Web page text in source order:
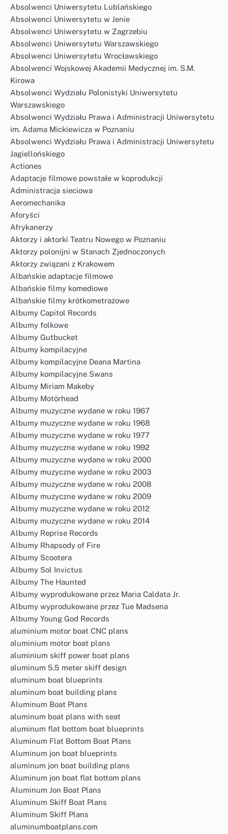
Absolwenci Uniwersytetu Lublańskiego
Absolwenci Uniwersytetu w Jenie
Absolwenci Uniwersytetu w Zagrzebiu
Absolwenci Uniwersytetu Warszawskiego
Absolwenci Uniwersytetu Wrocławskiego
Absolwenci Wojskowej Akademii Medycznej im. S.M.
Kirowa
Absolwenci Wydziału Polonistyki Uniwersytetu
Warszawskiego
Absolwenci Wydziału Prawa i Administracji Uniwersytetu
im. Adama Mickiewicza w Poznaniu
Absolwenci Wydziału Prawa i Administracji Uniwersytetu
Jagiellońskiego
Actiones
Adaptacje filmowe powstałe w koprodukcji
Administracja sieciowa
Aeromechanika
Aforyści
Afrykanerzy
Aktorzy i aktorki Teatru Nowego w Poznaniu
Aktorzy polonijni w Stanach Zjednoczonych
Aktorzy związani z Krakowem
Albańskie adaptacje filmowe
Albańskie filmy komediowe
Albańskie filmy krótkometrażowe
Albumy Capitol Records
Albumy folkowe
Albumy Gutbucket
Albumy kompilacyjne
Albumy kompilacyjne Deana Martina
Albumy kompilacyjne Swans
Albumy Miriam Makeby
Albumy Motörhead
Albumy muzyczne wydane w roku 1967
Albumy muzyczne wydane w roku 1968
Albumy muzyczne wydane w roku 1977
Albumy muzyczne wydane w roku 1992
Albumy muzyczne wydane w roku 2000
Albumy muzyczne wydane w roku 2003
Albumy muzyczne wydane w roku 2008
Albumy muzyczne wydane w roku 2009
Albumy muzyczne wydane w roku 2012
Albumy muzyczne wydane w roku 2014
Albumy Reprise Records
Albumy Rhapsody of Fire
Albumy Scootera
Albumy Sol Invictus
Albumy The Haunted
Albumy wyprodukowane przez Maria Caldata Jr.
Albumy wyprodukowane przez Tue Madsena
Albumy Young God Records
aluminium motor boat CNC plans
aluminium motor boat plans
aluminium skiff power boat plans
aluminum 5.5 meter skiff design
aluminum boat blueprints
aluminum boat building plans
Aluminum Boat Plans
aluminum boat plans with seat
aluminum flat bottom boat blueprints
Aluminum Flat Bottom Boat Plans
Aluminum jon boat blueprints
aluminum jon boat building plans
Aluminum jon boat flat bottom plans
Aluminum Jon Boat Plans
Aluminum Skiff Boat Plans
Aluminum Skiff Plans
aluminumboatplans.com